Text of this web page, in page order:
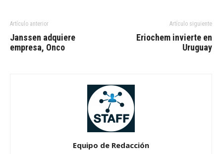
Artículo anterior
Janssen adquiere
empresa, Onco
Artículo siguiente
Eriochem invierte en
Uruguay
Equipo de Redacción